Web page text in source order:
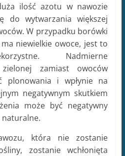
ilość azotu w nawozie
do wytwarzania większej
W przypadku borówki
niewielkie owoce, jest to
Nadmierne
zamiast owoców
plonowania i wpłynie na
negatywnym skutkiem
może być negatywny
naturalne.
która nie zostanie
zostanie wchłonięta